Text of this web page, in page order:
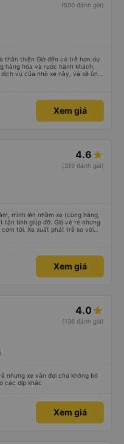
(550 đánh giá)
thân thiện Giờ đến có trễ hơn dự
hàng hóa và rước hành khách,
vụ của nhà xe này, và sẽ ủng
vụ của nhà xe này
Xem giá
4.6
(319 đánh giá)
mình lên nhầm xe (cùng hãng,
tận tình giúp đỡ. Giá vé rẻ nhưng
tối. Xe xuất phát trễ so với
to, có thể thông cảm được.
Xem giá
4.0
(136 đánh giá)
nhưng xe vẫn đợi chứ không bỏ
các dịp khác
Xem giá